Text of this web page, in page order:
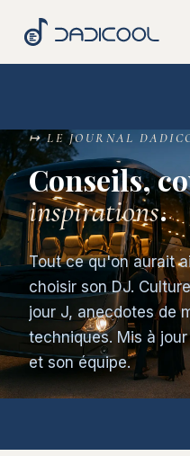
↦ LE JOURNAL
Conseils,
inspirations.
Tout ce qu'on aurait
choisir son DJ.
jour J, anecdotes de
techniques. Mis à
et son équipe.